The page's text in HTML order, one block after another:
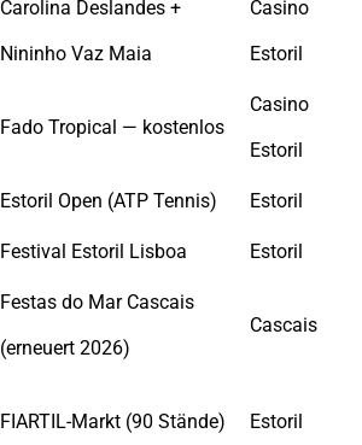
Carolina Deslandes +
Nininho Vaz Maia
Casino
Estoril
Fado Tropical — kostenlos
Casino
Estoril
Estoril Open (ATP Tennis) Estoril
Festival Estoril Lisboa Estoril
Festas do Mar Cascais
(erneuert 2026)
Cascais
FIARTIL-Markt (90 Stände) Estoril